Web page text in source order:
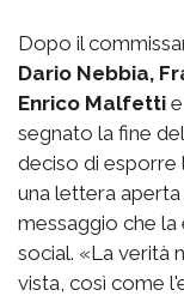
Dopo il
Dario Nebbia,
Enrico Malfetti e
segnato la fine
deciso di esporre
una lettera aperta
messaggio che la
social. «La verità
vista, così come